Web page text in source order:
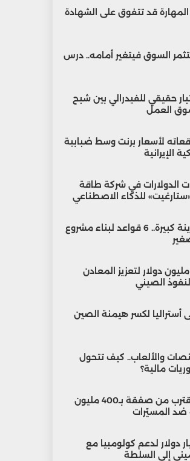
قد تتفوق على الشهادة
السوق فيتغير أمامه.. درس
حقيقي للفيدرالي بين شبح
العمل
لأسعار برنت وسط ضبابية
الإيرانية
الدولارات في شركة طاقة
للذكاء الاصطناعي
النجاح لا يحتاج مدينة كبيرة.. 6 قواعد لبناء مشروع
واشنطن تضخ 58 مليون دولار لتعزيز المعادن
الصيني
لكسر هيمنة الصين
والألعاب.. كيف تتحول
مالية؟
الجيش الأميركي يقترب من صفقة بـ400 مليون
ضد المسيّرات
دولار لدعم كولومبيا مع
إلى السلطة